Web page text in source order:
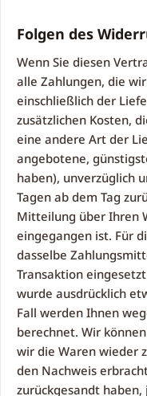
Folgen des
Wenn Sie diesen
alle Zahlungen, die
einschließlich der
zusätzlichen Kosten,
eine andere Art der
angebotene,
haben), unverzüglich
Tagen ab dem Tag
Mitteilung über Ihren
eingegangen ist. Für
dasselbe
Transaktion
wurde ausdrücklich
Fall werden Ihnen
berechnet. Wir
wir die Waren wieder
den Nachweis
zurückgesandt